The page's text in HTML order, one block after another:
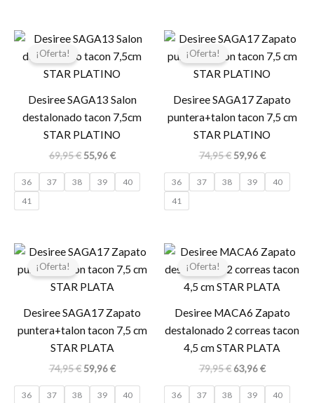
¡Oferta!
Desiree SAGA13 Salon
destalonado tacon 7,5cm
STAR PLATINO
69,95€
El
original
era:
55,96€
El
actual
es:
36 37 38 39
40
41
¡Oferta!
Desiree SAGA17 Zapato
puntera+talon tacon 7,5 cm
STAR PLATINO
74,95€
El
original
era:
59,96€
El
precio
actual
es:
36 37 38 39
40
41
¡Oferta!
Desiree SAGA17 Zapato
puntera+talon tacon 7,5 cm
STAR PLATA
74,95€
El
original
era:
59,96€
El
precio
actual
36 37 38 39
40
¡Oferta!
Desiree MACA6 Zapato
destalonado 2 correas tacon
4,5 cm STAR PLATA
79,95€
El
original
era:
63,96€
El
precio
actual
es:
36 37 38 39
40